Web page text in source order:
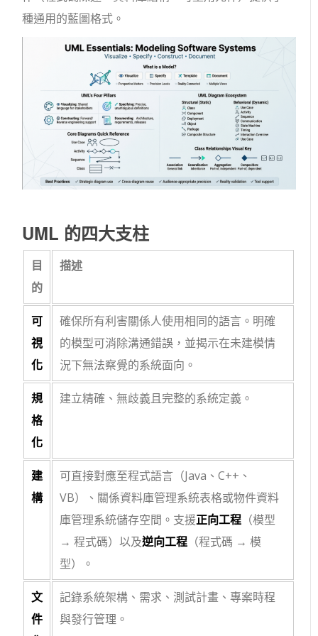
種通用的藍圖格式。
UML 的四大支柱
目
的
描述
可
視
化
確保所有利害關係人使用相同的語言。明確
的模型可消除溝通錯誤，並揭示在未建模情
況下無法察覺的系統面向。
規
格
化
建立精確、無歧義且完整的系統定義。
建
構
可直接對應至程式語言（Java、C++、
VB）、關係資料庫管理系統表格或物件資料
庫管理系統儲存空間。支援正向工程 （模型
→ 程式碼）以及逆向工程 （程式碼 → 模
型）。
文
件
記錄系統架構、需求、測試計畫、專案時程
與發行管理。